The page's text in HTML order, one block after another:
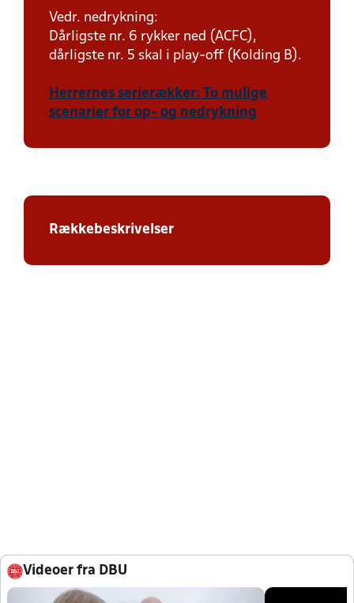
Vedr. nedrykning:
Dårligste nr. 6 rykker ned (ACFC),
dårligste nr. 5 skal i play-off (Kolding B).
Herrernes serierækker: To mulige
scenarier for op- og nedrykning
Rækkebeskrivelser
Videoer fra DBU